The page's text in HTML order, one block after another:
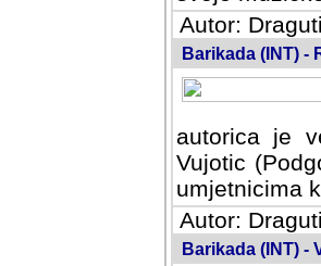
Autor:
Barikada (INT) -
autorica je
Vujotic
umjetnicima
Autor:
Barikada (INT) -